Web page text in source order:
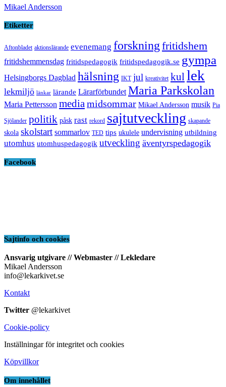
Mikael Andersson
Etiketter
Aftonbladet aktionslärande evenemang forskning fritidshem
fritidshemmensdag fritidspedagogik fritidspedagogik.se gympa
Helsingborgs Dagblad hälsning IKT jul kreativitet kul lek
lekmiljö länkar lärande Lärarförbundet Maria Parkskolan
Maria Pettersson media midsommar Mikael Andersson musik Pia
Sjölander politik påsk rast rekord sajtutveckling skapande
skola skolstart sommarlov TED tips ukulele undervisning utbildning
utomhus utomhuspedagogik utveckling äventyrspedagogik
Facebook
Sajtinfo och cookies
Ansvarig utgivare // Webmaster // Lekledare
Mikael Andersson
info@lekarkivet.se
Kontakt
Twitter @lekarkivet
Cookie-policy
Inställningar för integritet och cookies
Köpvillkor
Om innehållet